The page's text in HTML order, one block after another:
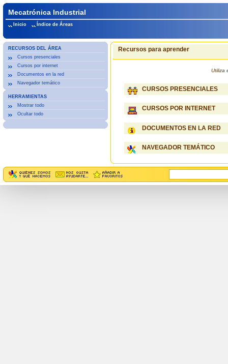
Mecatrónica Industrial
Inicio Índice de Áreas
RECURSOS DEL ÁREA
Cursos presenciales
Cursos por internet
Documentos en la red
Navegador temático
HERRAMIENTAS
Mostrar todo
Ocultar todo
Recursos para aprender
Utiliza
CURSOS PRESENCIALES
CURSOS POR INTERNET
DOCUMENTOS EN LA RED
NAVEGADOR TEMÁTICO